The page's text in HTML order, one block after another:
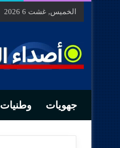
الخميس, غشت 6 2026
جهويات وطنيات